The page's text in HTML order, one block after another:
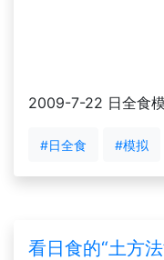
2009-7-22 日全食
#日全食 #模拟
看日食的“土方